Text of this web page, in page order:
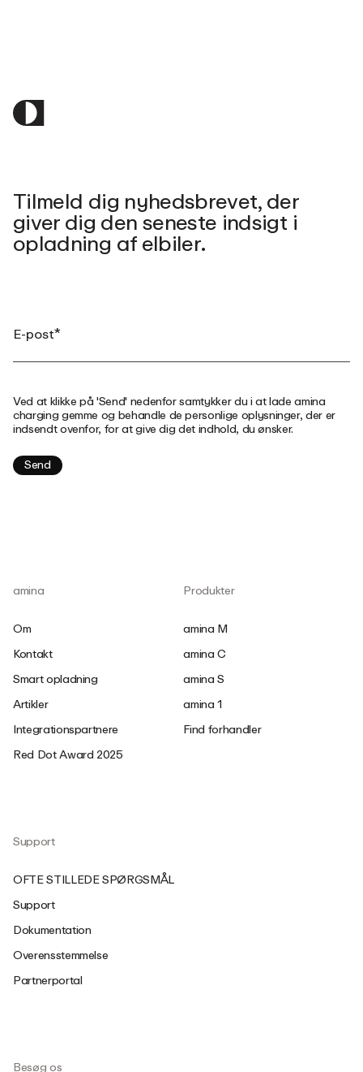
Tilmeld dig nyhedsbrevet, der
giver dig den seneste indsigt i
opladning af elbiler.
Ved at klikke på 'Send' nedenfor samtykker du i at lade amina
charging gemme og behandle de personlige oplysninger, der er
indsendt ovenfor, for at give dig det indhold, du ønsker.
amina
Om
Kontakt
Smart opladning
Artikler
Integrationspartnere
Red Dot Award 2025
Produkter
amina M
amina C
amina S
amina 1
Find forhandler
Support
OFTE STILLEDE SPØRGSMÅL
Support
Dokumentation
Overensstemmelse
Partnerportal
Besøg os